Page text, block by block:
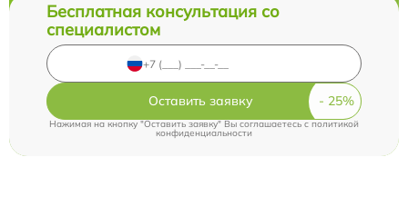
Бесплатная консультация со
специалистом
Оставить заявку
Нажимая на кнопку "Оставить заявку" Вы соглашаетесь cполитикой
конфиденциальности